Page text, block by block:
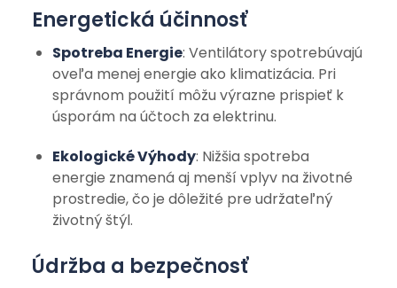
Energetická účinnosť
Spotreba Energie: Ventilátory spotrebúvajú
oveľa menej energie ako klimatizácia. Pri
správnom použití môžu výrazne prispieť k
úsporám na účtoch za elektrinu.
Ekologické Výhody: Nižšia spotreba
energie znamená aj menší vplyv na životné
prostredie, čo je dôležité pre udržateľný
životný štýl.
Údržba a bezpečnosť